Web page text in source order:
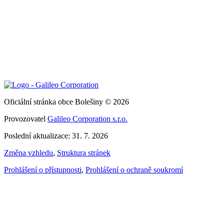
Oficiální stránka obce Bolešiny © 2026
Provozovatel Galileo Corporation s.r.o.
Poslední aktualizace: 31. 7. 2026
Změna vzhledu, Struktura stránek
Prohlášení o přístupnosti, Prohlášení o ochraně soukromí